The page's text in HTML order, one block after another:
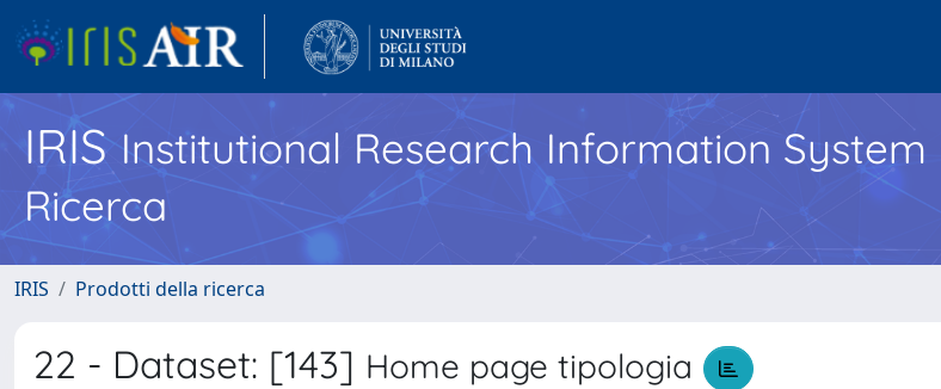
IRISInstitutional Research Information System
Ricerca
IRIS Prodotti della ricerca
22 - Dataset: [143] Home page tipologia